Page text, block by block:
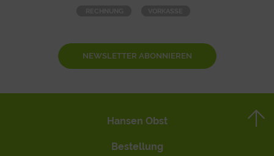
NEWSLETTER ABONNIEREN
Hansen Obst
Bestellung